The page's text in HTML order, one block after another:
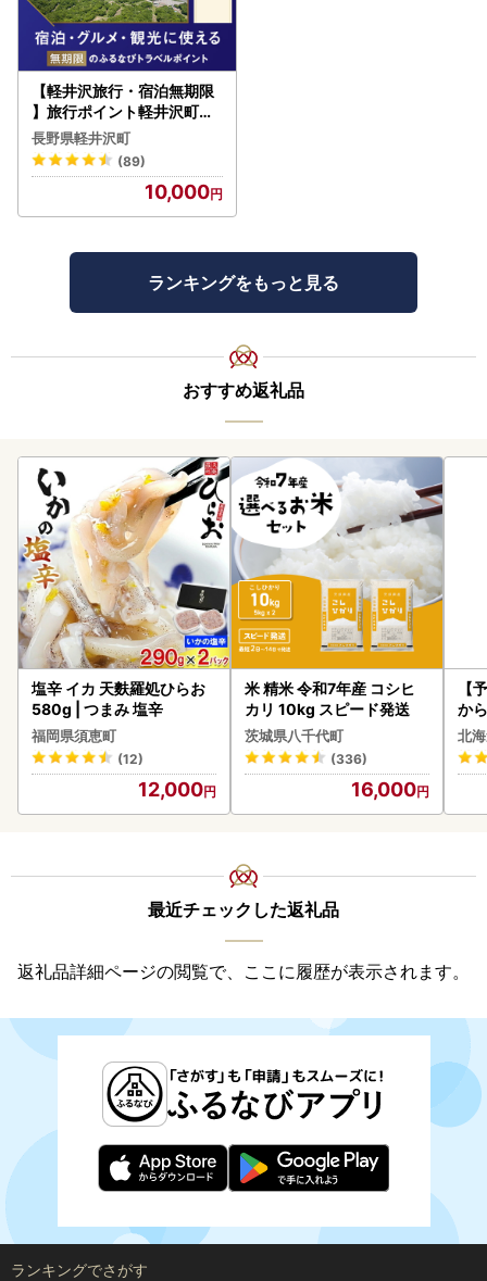
【軽井沢旅行・宿泊無期限
】旅行ポイント軽井沢町ふ
るなびトラベルポイント
長野県軽井沢町
(89)
10,000
ランキングをもっと見る
おすすめ返礼品
塩辛 イカ 天麩羅処ひらお
580g | つまみ 塩辛
福岡県須恵町
(12)
12,000
米 精米 令和7年産 コシヒ
カリ 10kg スピード発送
茨城県八千代町
(336)
16,000
【
か
ら
g (
)【
北
最近チェックした返礼品
返礼品詳細ページの閲覧で、ここに履歴が表示されます。
ランキングでさがす